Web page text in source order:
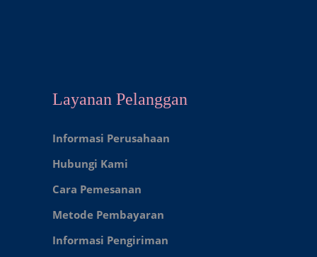
Layanan Pelanggan
Informasi Perusahaan
Hubungi Kami
Cara Pemesanan
Metode Pembayaran
Informasi Pengiriman